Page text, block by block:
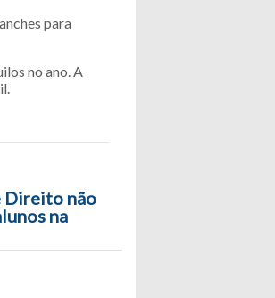
para
no ano. A
Direito não
na